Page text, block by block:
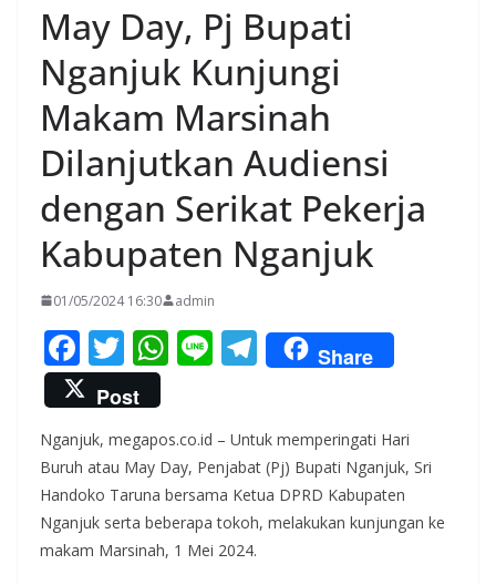
May Day, Pj Bupati
Nganjuk Kunjungi
Makam Marsinah
Dilanjutkan Audiensi
dengan Serikat Pekerja
Kabupaten Nganjuk
01/05/2024 16:30 admin
F
ac
e
b
o
o
k
T
w
itt
er
W
s
A
p
p
Li T
el
gr
a
m
Share
Post
Nganjuk, megapos.co.id – Untuk memperingati Hari
Buruh atau May Day, Penjabat (Pj) Bupati Nganjuk, Sri
Handoko Taruna bersama Ketua DPRD Kabupaten
Nganjuk serta beberapa tokoh, melakukan kunjungan ke
makam Marsinah, 1 Mei 2024.